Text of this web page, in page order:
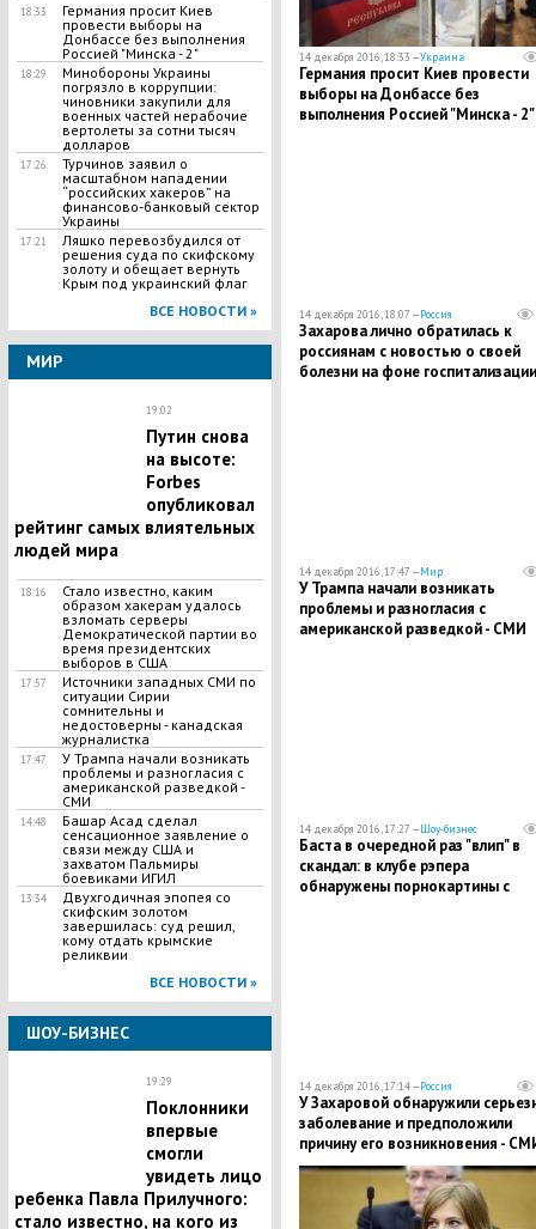
18:33
Германия просит Киев
провести выборы на
Донбассе без выполнения
Россией "Минска - 2"
18:29
Минобороны Украины
погрязло в коррупции:
чиновники закупили для
военных частей нерабочие
вертолеты за сотни тысяч
долларов
17:26
Турчинов заявил о
масштабном нападении
“российских хакеров” на
финансово-банковый сектор
Украины
17:21
Ляшко перевозбудился от
решения суда по скифскому
золоту и обещает вернуть
Крым под украинский флаг
ВСЕ НОВОСТИ »
МИР
19:02
Путин снова
на высоте:
Forbes
опубликовал
рейтинг самых влиятельных
людей мира
18:16
Стало известно, каким
образом хакерам удалось
взломать серверы
Демократической партии во
время президентских
выборов в США
17:57
Источники западных СМИ по
ситуации Сирии
сомнительны и
недостоверны - канадская
журналистка
17:47
У Трампа начали возникать
проблемы и разногласия с
американской разведкой -
СМИ
14:48
Башар Асад сделал
сенсационное заявление о
связи между США и
захватом Пальмиры
боевиками ИГИЛ
13:34
Двухгодичная эпопея со
скифским золотом
завершилась: суд решил,
кому отдать крымские
реликвии
ВСЕ НОВОСТИ »
ШОУ-БИЗНЕС
19:29
Поклонники
впервые
смогли
увидеть лицо
ребенка Павла Прилучного:
стало известно, на кого из
14 декабря 2016, 18:33 —Украина
Германия просит Киев провести
выборы на Донбассе без
выполнения Россией "Минска - 2"
14 декабря 2016, 18:07 —Россия
Захарова лично обратилась к
россиянам с новостью о своей
болезни на фоне
14 декабря 2016, 17:47 —Мир
У Трампа начали возникать
проблемы и разногласия с
американской разведкой - СМИ
14 декабря 2016, 17:27 —Шоу-бизнес
Баста в очередной раз "влип" в
скандал: в клубе рэпера
обнаружены порнокартины с
14 декабря 2016, 17:14 —Россия
У Захаровой обнаружили
заболевание и предположили
причину его возникновения -